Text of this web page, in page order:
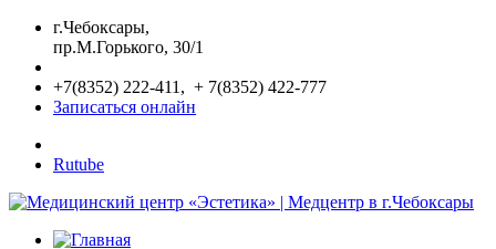
г.Чебоксары,
пр.М.Горького, 30/1
+7(8352) 222-411, + 7(8352) 422-777
Записаться онлайн
Rutube